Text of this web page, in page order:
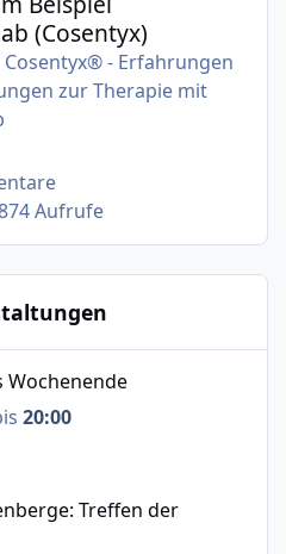
(Cosentyx)
Cosentyx® - Erfahrungen
zur Therapie mit
Aufrufe
Wochenende
20:00
Treffen der Selbsthilfegruppe
Treffen der